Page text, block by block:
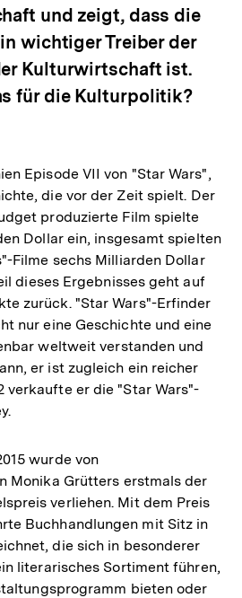
und zeigt, dass die
wichtiger Treiber der
Kulturwirtschaft ist.
für die Kulturpolitik?
Episode VII von "Star Wars",
die vor der Zeit spielt. Der
produzierte Film spielte
Dollar ein, insgesamt spielten
Filme sechs Milliarden Dollar
dieses Ergebnisses geht auf
zurück. "Star Wars"-Erfinder
nur eine Geschichte und eine
weltweit verstanden und
er ist zugleich ein reicher
verkaufte er die "Star Wars"-
wurde von
Monika Grütters erstmals der
verliehen. Mit dem Preis
Buchhandlungen mit Sitz in
die sich in besonderer
literarisches Sortiment führen,
bieten oder